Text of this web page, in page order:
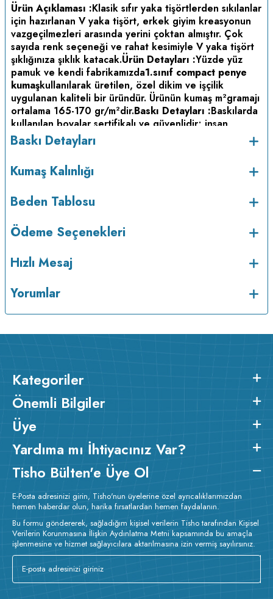
Ürün Açıklaması :Klasik sıfır yaka tişörtlerden sıkılanlar
için hazırlanan V yaka tişört, erkek giyim kreasyonun
vazgeçilmezleri arasında yerini çoktan almıştır. Çok
sayıda renk seçeneği ve rahat kesimiyle V yaka tişört
şıklığınıza şıklık katacak.Ürün Detayları :Yüzde yüz
pamuk ve kendi fabrikamızda1.sınıf compact penye
kumaşkullanılarak üretilen, özel dikim ve işçilik
uygulanan kaliteli bir üründür. Ürünün kumaş m2gramajı
ortalama 165-170 gr/m2dir.Baskı Detayları :Baskılarda
kullanılan boyalar sertifikalı ve güvenlidir; insan
sağlığına zarar vermez.
maksimum 30oC sıcaklıkta ve tersten yıkanır.
kurutulmaz.Orta ısıda ve tersten ütülenir.
Baskı Detayları
Kumaş Kalınlığı
Beden Tablosu
Ödeme Seçenekleri
Hızlı Mesaj
Yorumlar
Kategoriler
Önemli Bilgiler
Üye
Yardıma mı İhtiyacınız Var?
Tisho Bülten'e Üye Ol
E-Posta adresinizi girin, Tisho'nun üyelerine özel ayrıcalıklarımızdan
hemen haberdar olun, harika fırsatlardan hemen faydalanın.
Bu formu göndererek, sağladığım kişisel verilerin Tisho tarafından Kişisel
Verilerin Korunmasına İlişkin Aydınlatma Metni kapsamında bu amaçla
işlenmesine ve hizmet sağlayıcılara aktarılmasına izin vermiş sayılırsınız.